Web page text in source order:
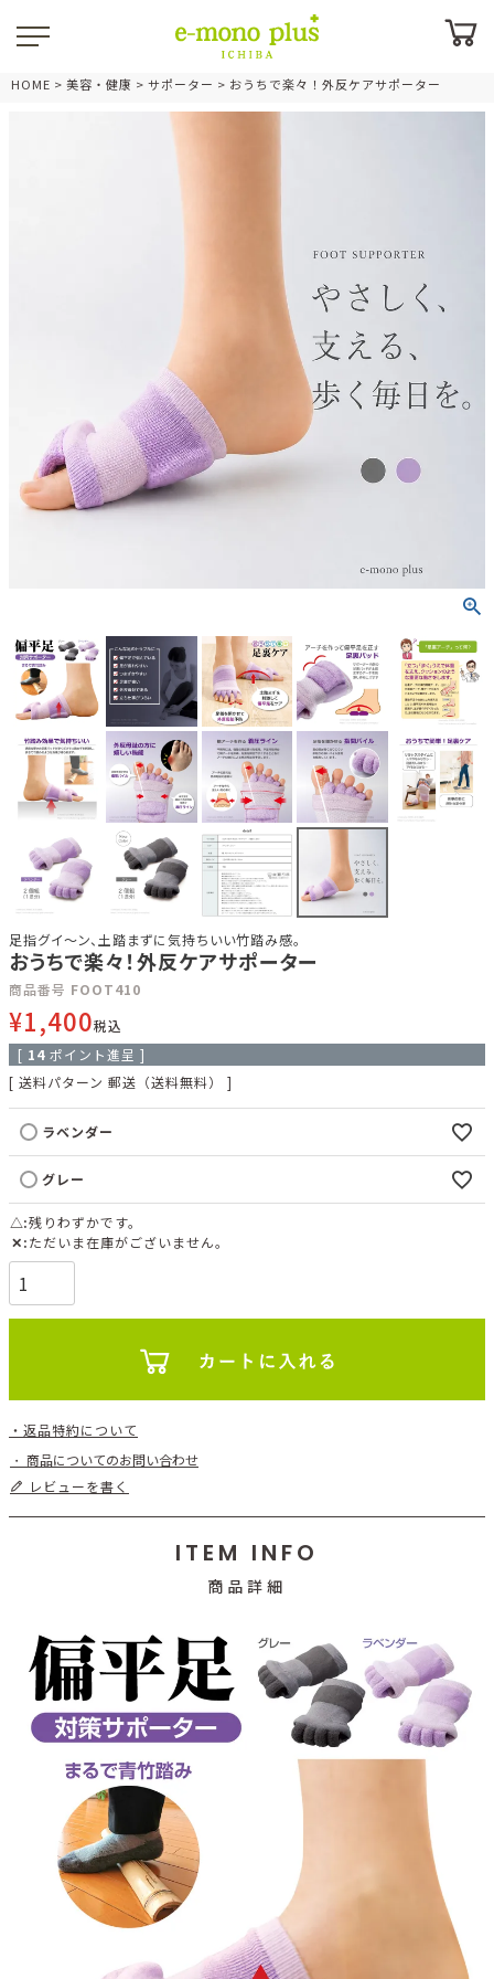
HOME 美容・健康 サポーター おうちで楽々！外反ケアサポーター
足指グイ～ン、土踏まずに気持ちいい竹踏み感。
おうちで楽々！外反ケアサポーター
商品番号 FOOT410
¥1,400税込
[ 14 ポイント進呈 ]
送料パターン 郵送（送料無料）
ラベンダー
グレー
△ 残りわずかです。
✕ ただいま在庫がございません。
返品特約について
商品についてのお問い合わせ
レビューを書く
ITEM INFO
商品詳細